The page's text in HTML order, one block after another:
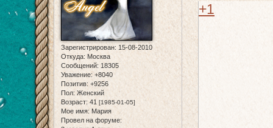
Зарегистрирован: 15-08-2010
Откуда: Москва
Сообщений: 18305
Уважение: +8040
Позитив: +9256
Пол: Женский
Возраст: 41 [1985-01-05]
Мое имя: Мария
Провел на форуме:
+1